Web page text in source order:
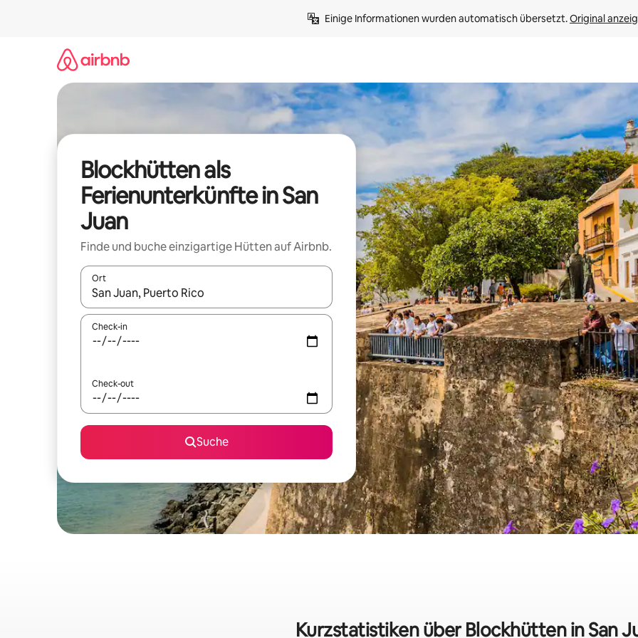
Einige Informationen wurden automatisch übersetzt. Original
Blockhütten als
Ferienunterkünfte in San
Juan
Finde und buche einzigartige Hütten auf Airbnb.
Ort
Wenn Ergebnisse verfügbar sind, navigiere mit den Pfeiltasten nach oben und unten oder erkunde die Ergebnisse
Check-in
Check-out
Suche
Kurzstatistiken über Blockhütten in San